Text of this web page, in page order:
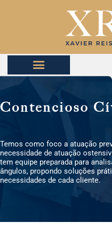
Contencioso
Temos como foco a atuação
necessidade de atuação
tem equipe preparada para
ângulos, propondo soluções
necessidades de cada cliente.